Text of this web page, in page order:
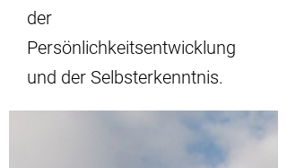
der
Persönlichkeitsentwicklung
und der Selbsterkenntnis.